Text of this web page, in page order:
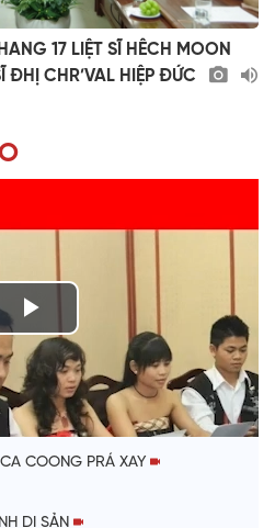
17 LIỆT SĨ HÊCH MOON
ĐHỊ CHR’VAL HIỆP ĐỨC
P
l
aBÁ
COONG PRÁ XAY
DI SẢN